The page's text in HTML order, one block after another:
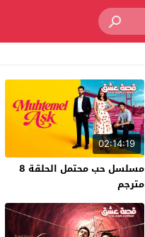
02:14:19
مسلسل حب محتمل الحلقة 8
مترجم